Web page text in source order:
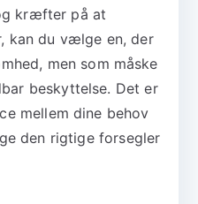
kræfter på at
kan du vælge en, der
men som måske
beskyttelse. Det er
mellem dine behov
den rigtige forsegler